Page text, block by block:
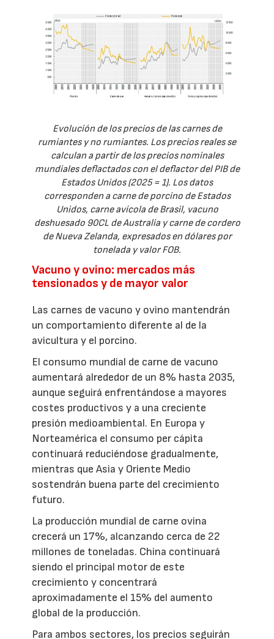
Evolución de los precios de las carnes de
rumiantes y no rumiantes. Los precios reales se
calculan a partir de los precios nominales
mundiales deflactados con el deflactor del PIB de
Estados Unidos (2025 = 1). Los datos
corresponden a carne de porcino de Estados
Unidos, carne avícola de Brasil, vacuno
deshuesado 90CL de Australia y carne de cordero
de Nueva Zelanda, expresados en dólares por
tonelada y valor FOB.
Vacuno y ovino: mercados más
tensionados y de mayor valor
Las carnes de vacuno y ovino mantendrán
un comportamiento diferente al de la
avicultura y el porcino.
El consumo mundial de carne de vacuno
aumentará alrededor de un 8% hasta 2035,
aunque seguirá enfrentándose a mayores
costes productivos y a una creciente
presión medioambiental. En Europa y
Norteamérica el consumo per cápita
continuará reduciéndose gradualmente,
mientras que Asia y Oriente Medio
sostendrán buena parte del crecimiento
futuro.
La producción mundial de carne ovina
crecerá un 17%, alcanzando cerca de 22
millones de toneladas. China continuará
siendo el principal motor de este
crecimiento y concentrará
aproximadamente el 15% del aumento
global de la producción.
Para ambos sectores, los precios seguirán